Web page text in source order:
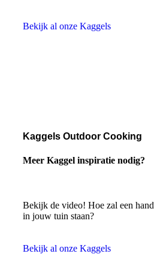
Bekijk al onze Kaggels
Kaggels Outdoor Cooking
Meer Kaggel inspiratie nodig?
Bekijk de video! Hoe zal een
in jouw tuin staan?
Bekijk al onze Kaggels